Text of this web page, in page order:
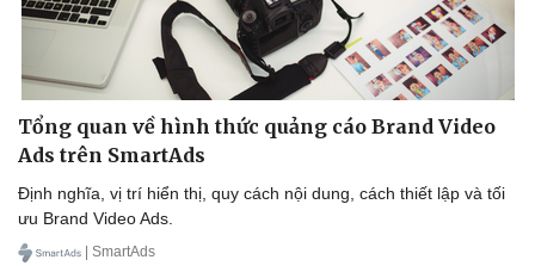
Tổng quan về hình thức quảng cáo Brand Video
Ads trên SmartAds
Định nghĩa, vị trí hiển thị, quy cách nội dung, cách thiết lập và tối
ưu Brand Video Ads.
| SmartAds